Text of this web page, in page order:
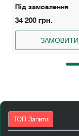
Під замовлення
34 200 грн.
ЗАМОВИТИ
ТОП Запити